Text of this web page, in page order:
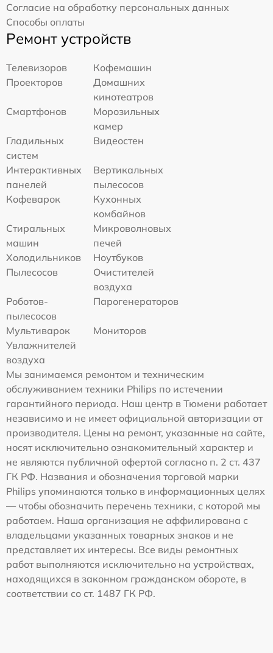
Согласие на обработку персональных данных
Способы оплаты
Ремонт устройств
Телевизоров
Кофемашин
Проекторов
Домашних
кинотеатров
Смартфонов
Морозильных
камер
Гладильных
систем
Видеостен
Интерактивных
панелей
Вертикальных
пылесосов
Кофеварок
Кухонных
комбайнов
Стиральных
машин
Микроволновых
печей
Холодильников
Ноутбуков
Пылесосов
Очистителей
воздуха
Роботов-
пылесосов
Парогенераторов
Мультиварок
Мониторов
Увлажнителей
воздуха
Мы занимаемся ремонтом и техническим
обслуживанием техники Philips по истечении
гарантийного периода. Наш центр в Тюмени работает
независимо и не имеет официальной авторизации от
производителя. Цены на ремонт, указанные на сайте,
носят исключительно ознакомительный характер и
не являются публичной офертой согласно п. 2 ст. 437
ГК РФ. Названия и обозначения торговой марки
Philips упоминаются только в информационных целях
— чтобы обозначить перечень техники, с которой мы
работаем. Наша организация не аффилирована с
владельцами указанных товарных знаков и не
представляет их интересы. Все виды ремонтных
работ выполняются исключительно на устройствах,
находящихся в законном гражданском обороте, в
соответствии со ст. 1487 ГК РФ.